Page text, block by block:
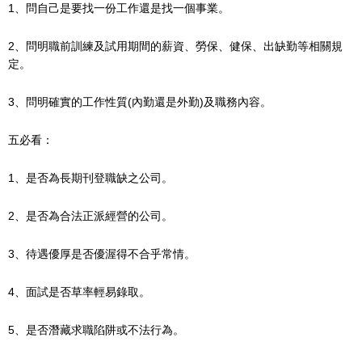
1、問自己是要找一份工作還是找一個事業。
2、問明職前訓練及試用期間的薪資、勞保、健保、出缺勤等相關規
定。
3、問明確實的工作性質(內勤還是外勤)及職務內容。
五必看：
1、是否為長期刊登職缺之公司。
2、是否為合法正派經營的公司。
3、待遇優厚是否優渥得不合乎常情。
4、面試是否草率輕易錄取。
5、是否潛藏求職陷阱或不法行為。